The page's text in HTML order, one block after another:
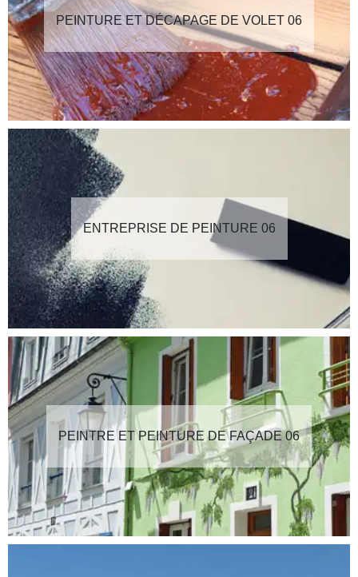
PEINTURE ET DÉCAPAGE DE VOLET 06
ENTREPRISE DE PEINTURE 06
PEINTRE ET PEINTURE DE FAÇADE 06